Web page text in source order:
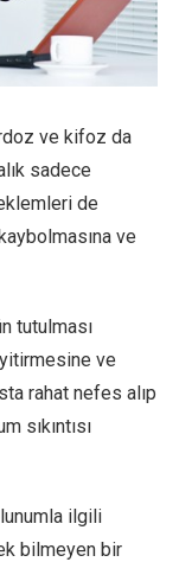
ve kifoz da
sadece
de
ve
tutulması
ve
rahat nefes alıp
sıkıntısı
ilgili
bilmeyen bir